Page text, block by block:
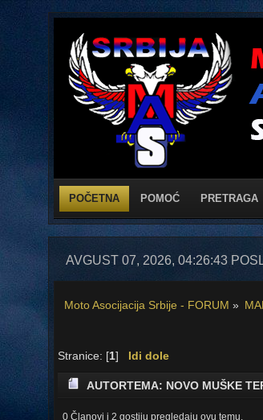
POČETNA POMOĆ PRETRAGA
AVGUST 07, 2026, 04:26:43
Moto Asocijacija Srbije - FORUM »
Stranice: [1] Idi dole
AUTORTEMA: NOVO MUŠKE
0 Članovi i 2 gostiju pregledaju ovu temu.